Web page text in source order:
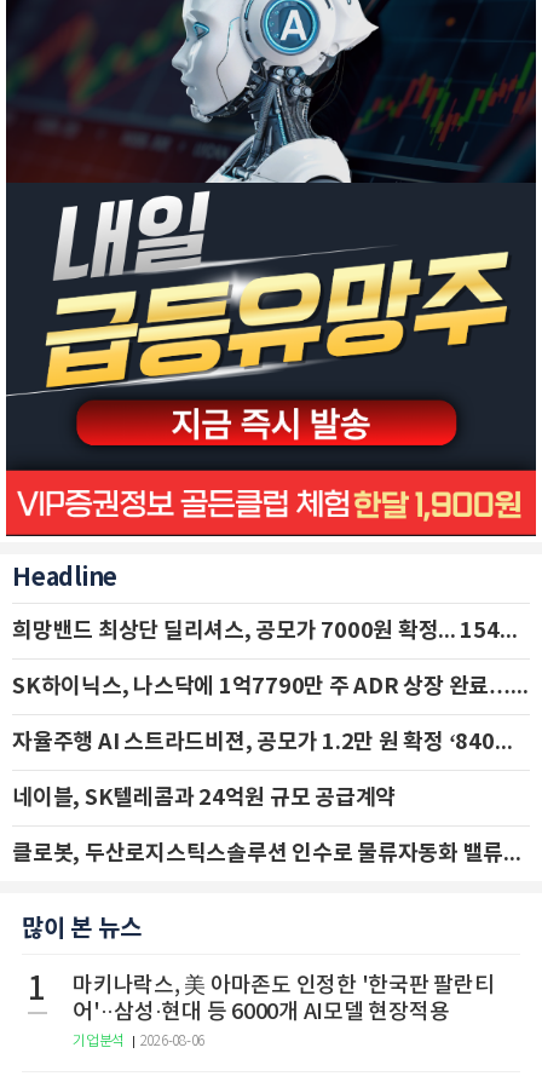
Headline
희망밴드 최상단 딜리셔스, 공모가 7000원 확정... 154억 규모 IPO 돌입
SK하이닉스, 나스닥에 1억7790만 주 ADR 상장 완료…29일 국내 추가 상장
자율주행 AI 스트라드비젼, 공모가 1.2만 원 확정 ‘840억 수혈’
네이블, SK텔레콤과 24억원 규모 공급계약
클로봇, 두산로지스틱스솔루션 인수로 물류자동화 밸류체인 확장 추진 - IBK투자증권
많이 본 뉴스
1
마키나락스, 美 아마존도 인정한 '한국판 팔란티
어'··삼성·현대 등 6000개 AI모델 현장적용
기업분석 2026-08-06